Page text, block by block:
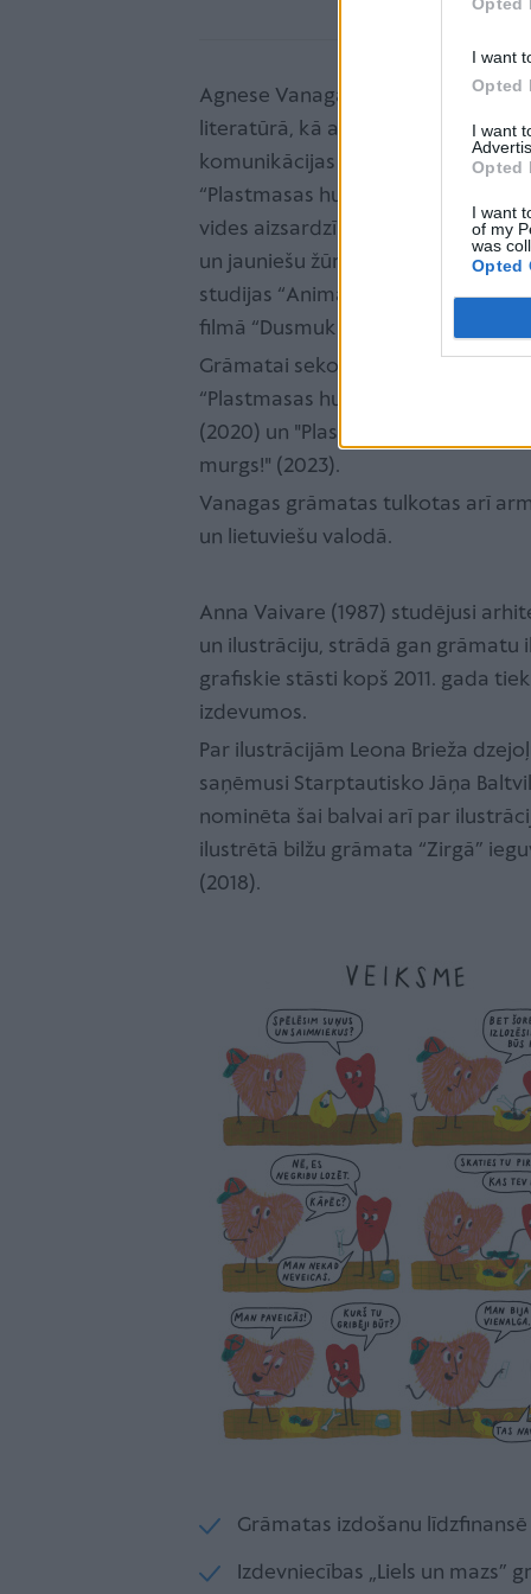
I want
Opted
I want
Opted
I want
of my
was
Opted
Agnese Vanaga (1985) darbojas
literatūrā, kā arī žurnālistikā un
komunikācijas projektos. Viņas
“Plastmasas huligāni” (2019), kas
vides aizsardzības tēmas, ieguva
un jauniešu žūrijas balvu un ir
studijas “Animācijas brigāde”
filmā “Dusmukule”.
Grāmatai sekoja turpinājums –
“Plastmasas huligāni. Draugs
(2020) un "Plastmasas huligāni. Tas ir
murgs!" (2023).
Vanagas grāmatas tulkotas arī
un lietuviešu valodā.
Anna Vaivare (1987) studējusi
un ilustrāciju, strādā gan grāmatu
grafiskie stāsti kopš 2011. gada
izdevumos.
Par ilustrācijām Leona Brieža
saņēmusi Starptautisko Jāņa
nominēta šai balvai arī par
ilustrētā bilžu grāmata “Zirgā”
(2018).
Grāmatas izdošanu
Izdevniecības „Liels un mazs”